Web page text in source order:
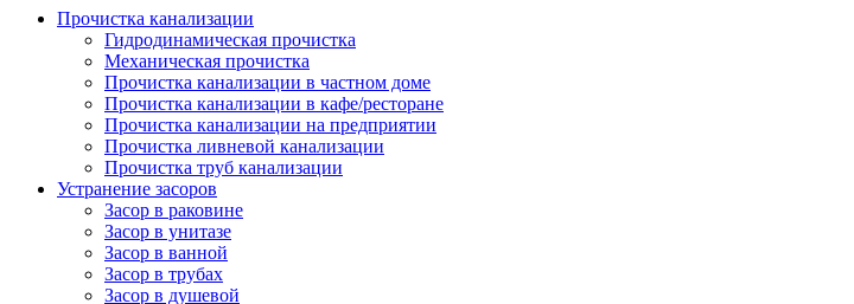
Прочистка канализации
Гидродинамическая прочистка
Механическая прочистка
Прочистка канализации в частном доме
Прочистка канализации в кафе/ресторане
Прочистка канализации на предприятии
Прочистка ливневой канализации
Прочистка труб канализации
Устранение засоров
Засор в раковине
Засор в унитазе
Засор в ванной
Засор в трубах
Засор в душевой